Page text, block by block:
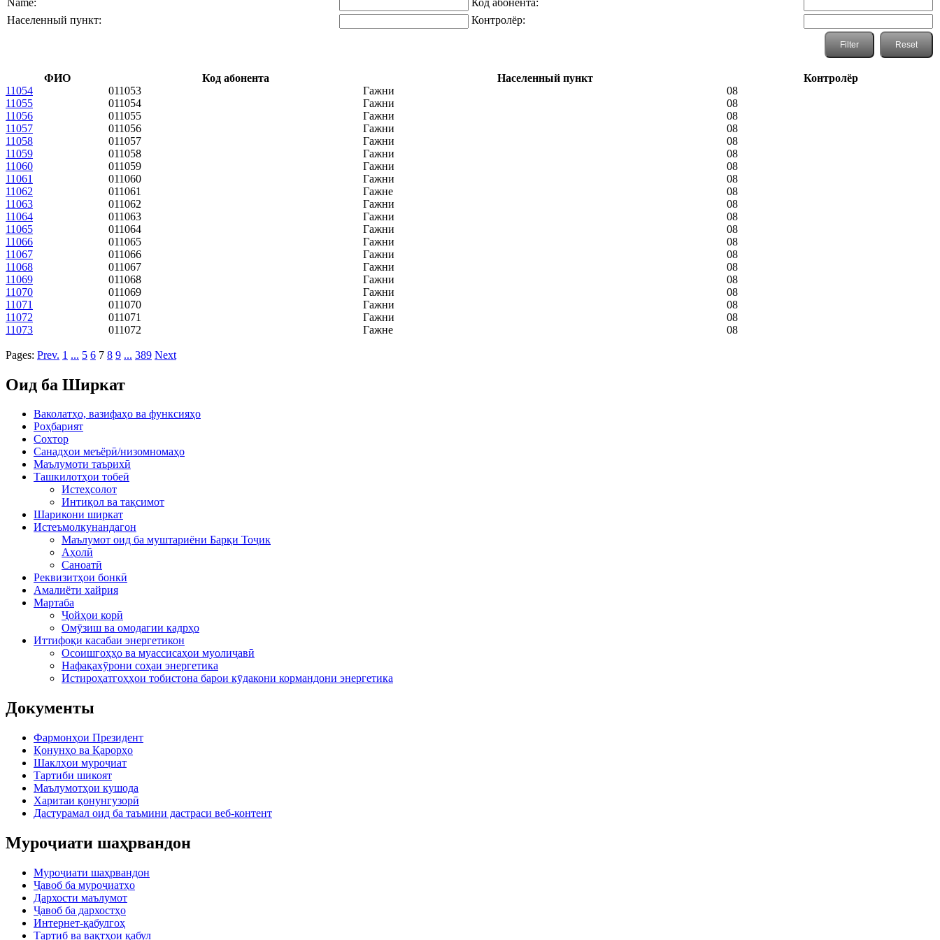
Населенный пункт:
Контролёр:
ФИО Код абонента Населенный пункт
Контролёр
11054
011053 Гажни
08
11055
011054 Гажни
08
11056
011055 Гажни
08
11057
011056 Гажни
08
11058
011057 Гажни
08
11059
011058 Гажни
08
11060
011059 Гажни
08
11061
011060 Гажни
08
11062
011061 Гажне
08
11063
011062 Гажни
08
11064
011063 Гажни
08
11065
011064 Гажни
08
11066
011065 Гажни
08
11067
011066 Гажни
08
11068
011067 Гажни
08
11069
011068 Гажни
08
11070
011069 Гажни
08
11071
011070 Гажни
08
11072
011071 Гажни
08
11073
011072 Гажне 08
Pages: Prev. 1 ... 5 6 7 8 9 ... 389 Next
Оид ба Ширкат
Ваколатҳо, вазифаҳо ва функсияҳо
Роҳбарият
Сохтор
Санадҳои меъёрӣ/низомномаҳо
Маълумоти таърихӣ
Ташкилотҳои тобеӣ
Истеҳсолот
Интиқол ва тақсимот
Шарикони ширкат
Истеъмолкунандагон
Маълумот оид ба муштариёни Барқи Тоҷик
Аҳолӣ
Саноатӣ
Реквизитҳои бонкӣ
Амалиёти хайрия
Мартаба
Ҷойҳои корӣ
Омӯзиш ва омодагии кадрҳо
Иттифоқи касабаи энергетикон
Осоишгоҳҳо ва муассисаҳои муолиҷавӣ
Нафақахӯрони соҳаи энергетика
Истироҳатгоҳҳои тобистона барои кӯдакони кормандони энергетика
Документы
Фармонҳои Президент
Қонунҳо ва Қарорҳо
Шаклҳои муроҷиат
Тартиби шикоят
Маълумотҳои кушода
Харитаи қонунгузорӣ
Дастурамал оид ба таъмини дастраси веб-контент
Муроҷиати шаҳрвандон
Муроҷиати шаҳрвандон
Ҷавоб ба муроҷиатҳо
Дархости маълумот
Ҷавоб ба дархостҳо
Интернет-қабулгоҳ
Тартиб ва вақтҳои қабул